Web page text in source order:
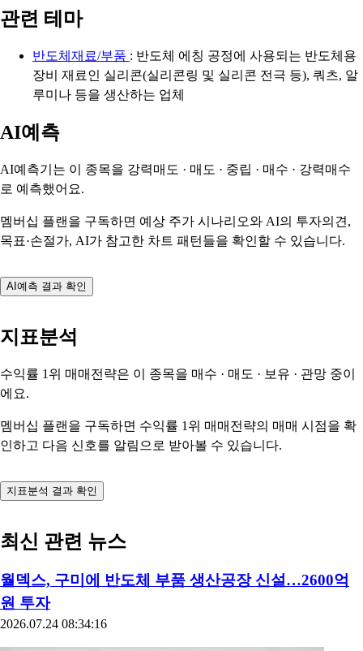
관련 테마
반도체재료/부품 : 반도체 에칭 공정에 사용되는 반도체용
장비 재료인 실리콘(실리콘링 및 실리콘 전극 등), 쿼츠, 알
루미나 등을 생산하는 업체
AI예측
AI예측기는 이 종목을 강력매도 · 매도 · 중립 · 매수 · 강력매수
로 예측했어요.
멤버십 플랜을 구독하면 예상 주가 시나리오와 AI의 투자의견,
목표·손절가, AI가 참고한 차트 패턴들을 확인할 수 있습니다.
AI예측 결과 확인
지표분석
수익률 1위 매매전략은 이 종목을 매수 · 매도 · 보유 · 관망 중이
에요.
멤버십 플랜을 구독하면 수익률 1위 매매전략의 매매 시점을 확
인하고 다음 신호를 알림으로 받아볼 수 있습니다.
지표분석 결과 확인
최신 관련 뉴스
월덱스, 구미에 반도체 부품 생산공장 신설…2600억
원 투자
2026.07.24 08:34:16